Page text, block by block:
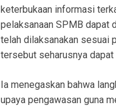
keterbukaan informasi
pelaksanaan SPMB dapat
telah dilaksanakan sesuai
tersebut seharusnya dapat
Ia menegaskan bahwa
upaya pengawasan guna